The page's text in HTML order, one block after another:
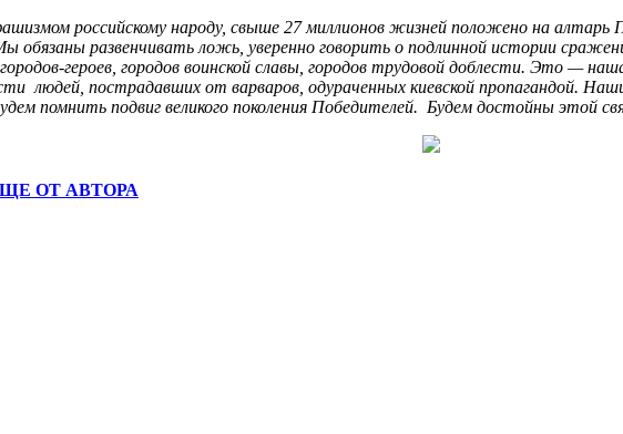
российскому народу, свыше 27 миллионов жизней положено на
обязаны развенчивать ложь, уверенно говорить о подлинной истории
героев, городов воинской славы, городов трудовой доблести. Это —
людей, пострадавших от варваров, одураченных киевской пропагандой.
помнить подвиг великого поколения Победителей. Будем достойны этой
ОТ АВТОРА